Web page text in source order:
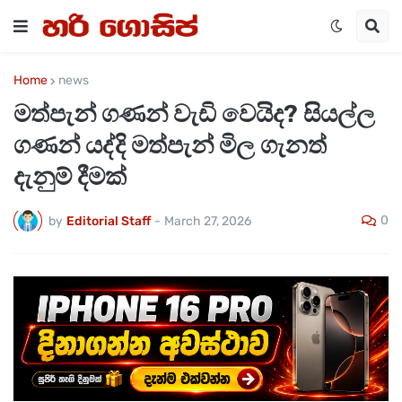
Home news
මත්පැන් ගණන් වැඩි වෙයිද? සියල්ල
ගණන් යද්දි මත්පැන් මිල ගැනත්
දැනුම් දීමක්
by Editorial Staff - March 27, 2026 0